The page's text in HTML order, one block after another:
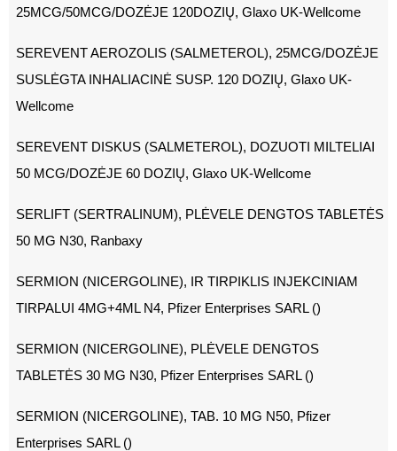
25MCG/50MCG/DOZĖJE 120DOZIŲ, Glaxo UK-Wellcome
SEREVENT AEROZOLIS (SALMETEROL), 25MCG/DOZĖJE
SUSLĖGTA INHALIACINĖ SUSP. 120 DOZIŲ, Glaxo UK-
Wellcome
SEREVENT DISKUS (SALMETEROL), DOZUOTI MILTELIAI
50 MCG/DOZĖJE 60 DOZIŲ, Glaxo UK-Wellcome
SERLIFT (SERTRALINUM), PLĖVELE DENGTOS TABLETĖS
50 MG N30, Ranbaxy
SERMION (NICERGOLINE), IR TIRPIKLIS INJEKCINIAM
TIRPALUI 4MG+4ML N4, Pfizer Enterprises SARL ()
SERMION (NICERGOLINE), PLĖVELE DENGTOS
TABLETĖS 30 MG N30, Pfizer Enterprises SARL ()
SERMION (NICERGOLINE), TAB. 10 MG N50, Pfizer
Enterprises SARL ()